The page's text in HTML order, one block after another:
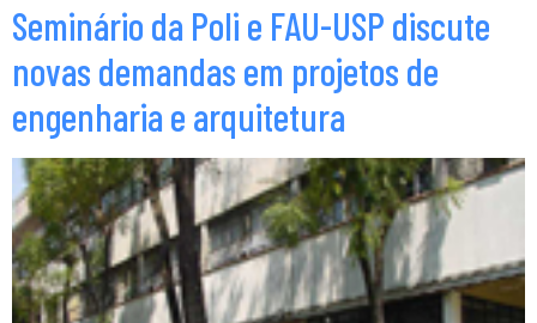
Seminário da Poli e FAU-USP discute
novas demandas em projetos de
engenharia e arquitetura